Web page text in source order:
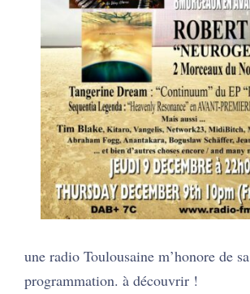
une radio Toulousaine m’honore de sa
programmation. à découvrir !